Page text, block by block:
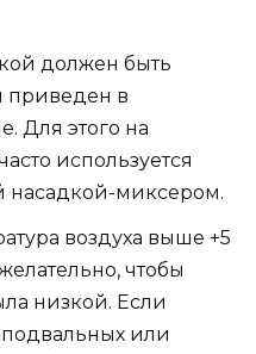
должен быть
приведен в
Для этого на
используется
насадкой-миксером.
воздуха выше +5
чтобы
низкой. Если
или